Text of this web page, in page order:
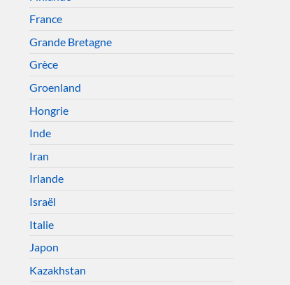
France
Grande Bretagne
Grèce
Groenland
Hongrie
Inde
Iran
Irlande
Israël
Italie
Japon
Kazakhstan